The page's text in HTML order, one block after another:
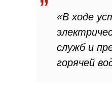
«В ходе
служб и
горячей